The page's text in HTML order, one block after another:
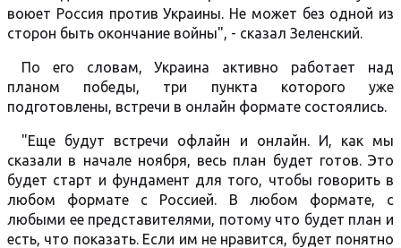
воюет Россия против Украины. Не может без одной из
сторон быть окончание войны", - сказал Зеленский.
По его словам, Украина активно работает над
планом победы, три пункта которого уже
подготовлены, встречи в онлайн формате состоялись.
"Еще будут встречи офлайн и онлайн. И, как мы
сказали в начале ноября, весь план будет готов. Это
будет старт и фундамент для того, чтобы говорить в
любом формате с Россией. В любом формате, с
любыми ее представителями, потому что будет план и
есть, что показать. Если им не нравится, будет понятно